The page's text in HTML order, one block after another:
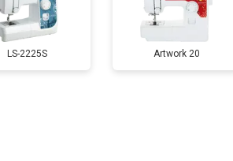
LS-2225S Artwork 20